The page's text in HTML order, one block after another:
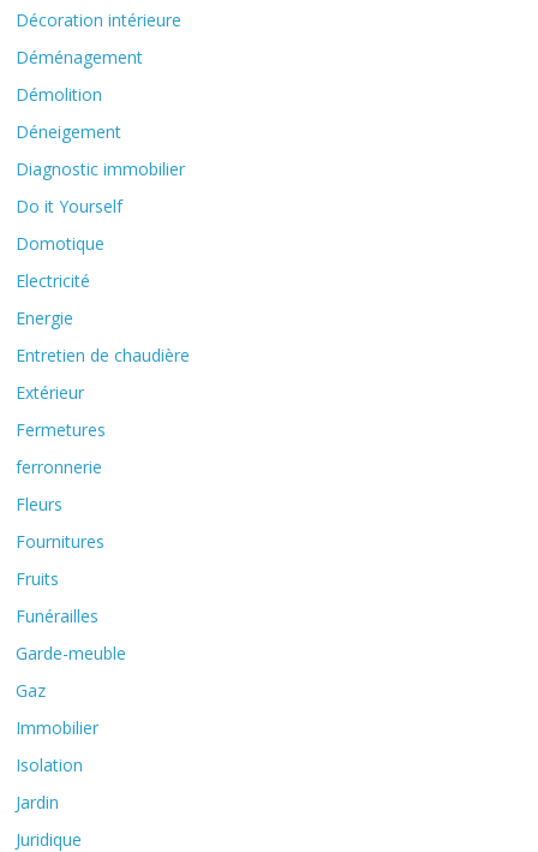
Décoration intérieure
Déménagement
Démolition
Déneigement
Diagnostic immobilier
Do it Yourself
Domotique
Electricité
Energie
Entretien de chaudière
Extérieur
Fermetures
ferronnerie
Fleurs
Fournitures
Fruits
Funérailles
Garde-meuble
Gaz
Immobilier
Isolation
Jardin
Juridique